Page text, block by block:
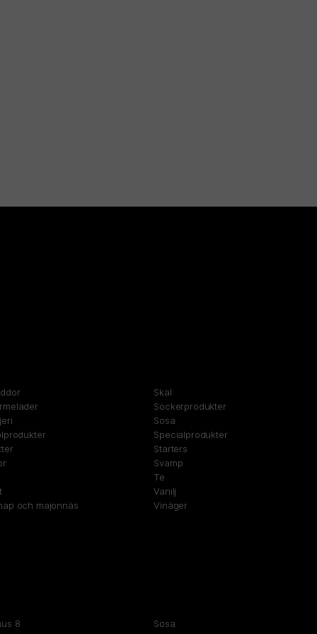
och majonnäs
Skal
Sockerprodukter
Sosa
Specialprodukter
Starters
Svamp
Te
Vanilj
Vinäger
8
Sosa